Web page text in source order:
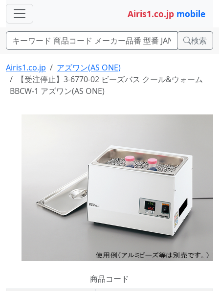
Airis1.co.jp mobile
検索
Airis1.co.jp
アズワン(AS ONE)
【受注停止】3-6770-02 ビーズバス クール&ウォーム
BBCW-1 アズワン(AS ONE)
商品コード